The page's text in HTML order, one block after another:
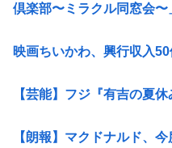
倶楽部〜ミラクル同窓会〜
映画ちいかわ、興行収入
【芸能】フジ『有吉の夏
【朗報】マクドナルド、